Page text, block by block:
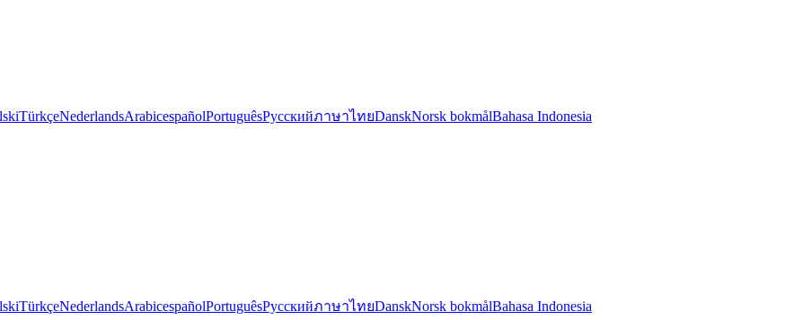
TürkçeNederlandsArabicespañolPortuguêsРусскийภาษาไทยDanskNorsk bokmålBahasa Indonesia
TürkçeNederlandsArabicespañolPortuguêsРусскийภาษาไทยDanskNorsk bokmålBahasa Indonesia